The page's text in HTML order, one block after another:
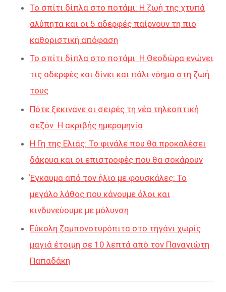
Το σπίτι δίπλα στο ποτάμι: Η ζωή της χτυπά
αλύπητα και οι 5 αδερφές παίρνουν τη πιο
καθοριστική απόφαση
Το σπίτι δίπλα στο ποτάμι: Η Θεοδώρα ενώνει
τις αδερφές και δίνει και πάλι νόημα στη ζωή
τους
Πότε ξεκινάνε οι σειρές τη νέα τηλεοπτική
σεζόν: Η ακριβής ημερομηνία
Η Γη της Ελιάς: Το φινάλε που θα προκαλέσει
δάκρυα και οι επιστροφές που θα σοκάρουν
Έγκαυμα από τον ήλιο με φουσκάλες: Το
μεγάλο λάθος που κάνουμε όλοι και
κινδυνεύουμε με μόλυνση
Εύκολη ζαμπονοτυρόπιτα στο τηγάνι χωρίς
μαγιά έτοιμη σε 10 λεπτά από τον Παναγιώτη
Παπαδάκη